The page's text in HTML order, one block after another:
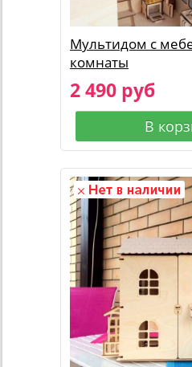
Мультидом с
комнаты
2 490 руб
В